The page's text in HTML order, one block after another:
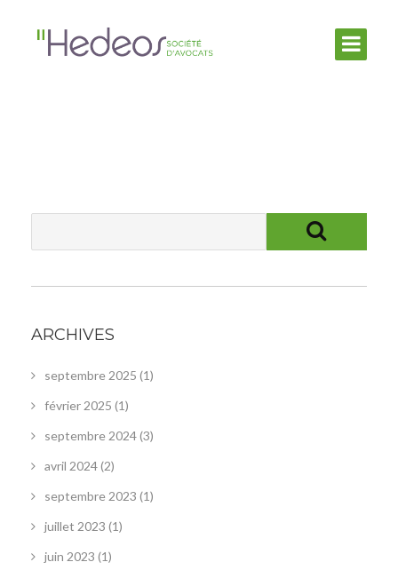
ARCHIVES
septembre 2025 (1)
février 2025 (1)
septembre 2024(3)
avril 2024(2)
septembre 2023 (1)
juillet 2023 (1)
juin 2023 (1)